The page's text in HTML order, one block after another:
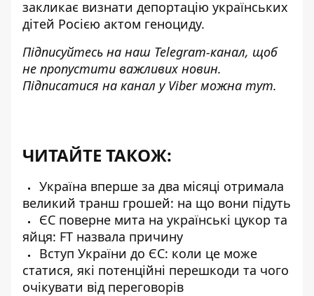
закликає визнати депортацію українських
дітей Росією актом геноциду.
Підписуйтесь на наш Telegram-канал, щоб
не пропустити важливих новин.
Підписатися на канал у Viber можна тут.
ЧИТАЙТЕ ТАКОЖ:
Україна вперше за два місяці отримала
великий транш грошей: на що вони підуть
ЄС поверне мита на українські цукор та
яйця: FT назвала причину
Вступ України до ЄС: коли це може
статися, які потенційні перешкоди та чого
очікувати від переговорів